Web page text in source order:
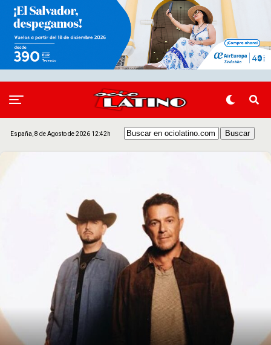
España, 8 de Agosto de 2026 12:42h